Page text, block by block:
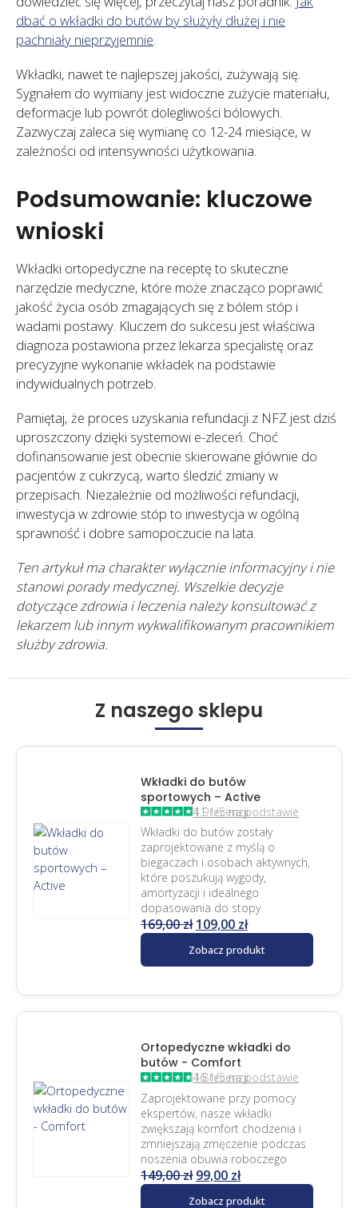
dbać o wkładki do butów by służyły dłużej i nie
pachniały nieprzyjemnie.
Wkładki, nawet te najlepszej jakości, zużywają się.
Sygnałem do wymiany jest widoczne zużycie materiału,
deformacje lub powrót dolegliwości bólowych.
Zazwyczaj zaleca się wymianę co 12-24 miesiące, w
zależności od intensywności użytkowania.
Podsumowanie: kluczowe
wnioski
Wkładki ortopedyczne na receptę to skuteczne
narzędzie medyczne, które może znacząco poprawić
jakość życia osób zmagających się z bólem stóp i
wadami postawy. Kluczem do sukcesu jest właściwa
diagnoza postawiona przez lekarza specjalistę oraz
precyzyjne wykonanie wkładek na podstawie
indywidualnych potrzeb.
Pamiętaj, że proces uzyskania refundacji z NFZ jest dziś
uproszczony dzięki systemowi e-zleceń. Choć
dofinansowanie jest obecnie skierowane głównie do
pacjentów z cukrzycą, warto śledzić zmiany w
przepisach. Niezależnie od możliwości refundacji,
inwestycja w zdrowie stóp to inwestycja w ogólną
sprawność i dobre samopoczucie na lata.
Ten artykuł ma charakter wyłącznie informacyjny i nie
stanowi porady medycznej. Wszelkie decyzje
dotyczące zdrowia i leczenia należy konsultować z
lekarzem lub innym wykwalifikowanym pracownikiem
służby zdrowia.
Z naszego sklepu
Wkładki do butów
sportowych – Active
4.91/5 na podstawie 11 recenzji
Wkładki do butów zostały
zaprojektowane z myślą o
biegaczach i osobach aktywnych,
które poszukują wygody,
amortyzacji i idealnego
dopasowania do stopy
169,00zł 109,00 zł
Zobacz produkt
Ortopedyczne wkładki do
butów - Comfort
4.81/5 na podstawie 16 recenzji
Zaprojektowane przy pomocy
ekspertów, nasze wkładki
zwiększają komfort chodzenia i
zmniejszają zmęczenie podczas
noszenia obuwia roboczego
149,00zł 99,00 zł
Zobacz produkt